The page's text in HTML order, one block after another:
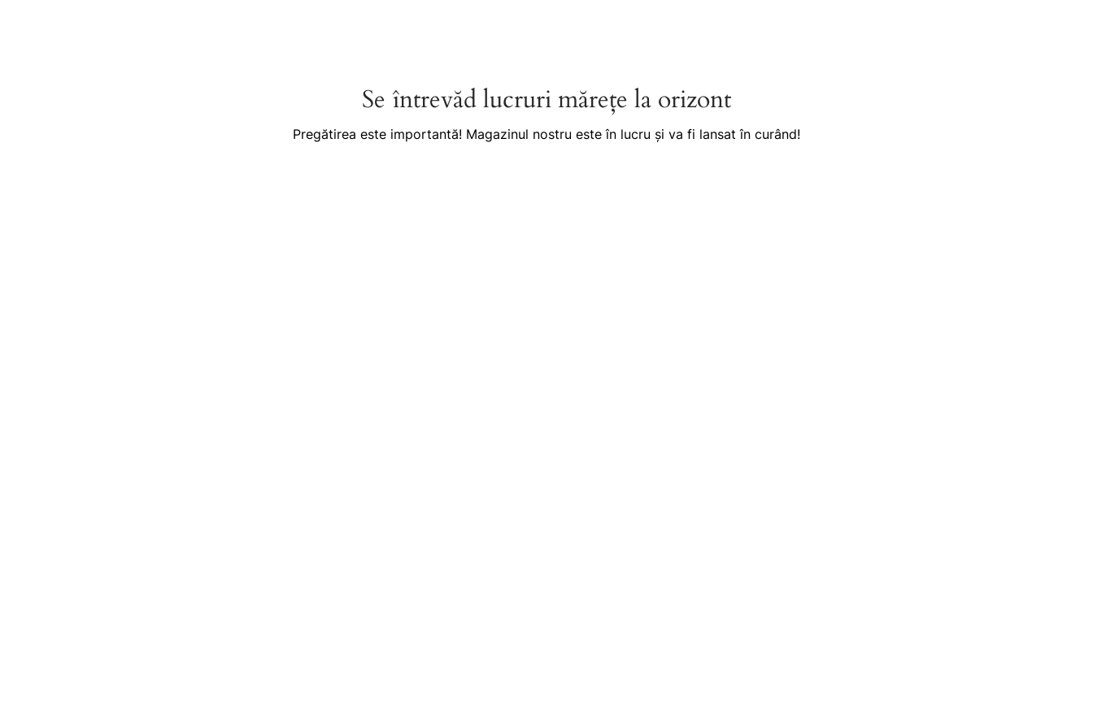
Se întrevăd lucruri mărețe la orizont
Pregătirea este importantă! Magazinul nostru este în lucru și va fi lansat în curând!